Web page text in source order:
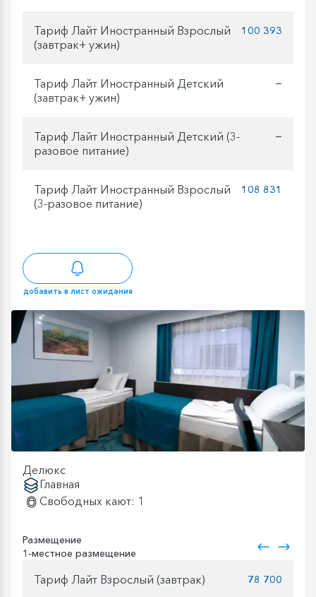
Тариф Лайт Иностранный Взрослый
(завтрак+ ужин)
100 393
Тариф Лайт Иностранный Детский
(завтрак+ ужин)
—
Тариф Лайт Иностранный Детский (3-
разовое питание)
—
Тариф Лайт Иностранный Взрослый
(3-разовое питание)
108 831
добавить в лист ожидания
Делюкс
Главная
Свободных кают: 1
Размещение
1-местное размещение
Тариф Лайт Взрослый (завтрак) 78 700